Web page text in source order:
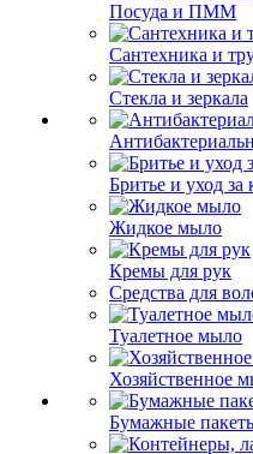
Посуда и ПММ
Сантехника и
Стекла и зеркала
Бритье и уход за
Жидкое мыло
Кремы для рук
Средства для
Туалетное мыло
Хозяйственное
Бумажные